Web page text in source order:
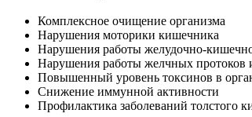
Комплексное очищение организма
Нарушения моторики кишечника
Нарушения работы желудочно-
Нарушения работы желчных протоков
Повышенный уровень токсинов в
Снижение иммунной активности
Профилактика заболеваний толстого